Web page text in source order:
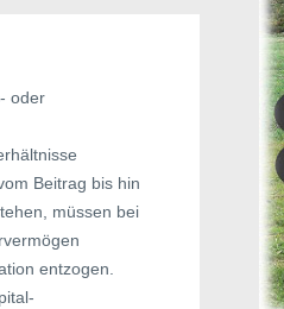
oder
Beitrag bis hin
müssen bei
entzogen.